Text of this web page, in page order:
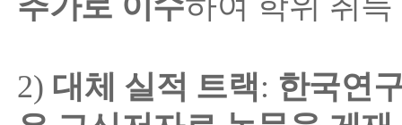
2) 대체 실적 트랙: 한국연